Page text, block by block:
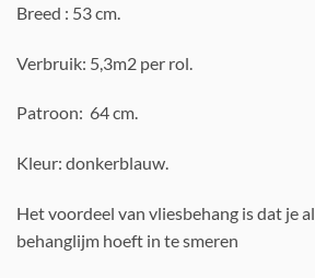
Breed : 53 cm.
Verbruik: 5,3m2 per rol.
Patroon: 64 cm.
Kleur: donkerblauw.
Het voordeel van vliesbehang is dat je
behanglijm hoeft in te smeren